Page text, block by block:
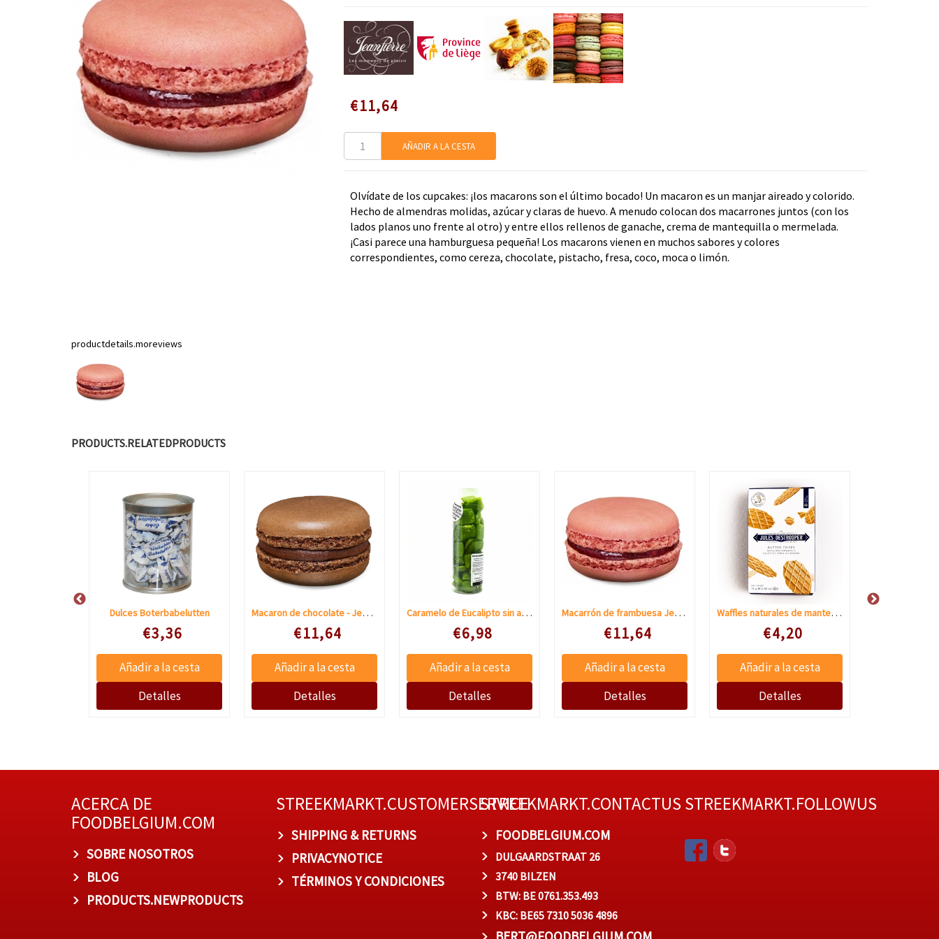
productdetails.moreviews
Speciale
€11,64
AÑADIR A LA CESTA
Olvídate de los cupcakes: ¡los macarons son el último bocado! Un macaron es un manjar aireado y colorido.
Hecho de almendras molidas, azúcar y claras de huevo. A menudo colocan dos macarrones juntos (con los
lados planos uno frente al otro) y entre ellos rellenos de ganache, crema de mantequilla o mermelada.
¡Casi parece una hamburguesa pequeña! Los macarons vienen en muchos sabores y colores
correspondientes, como cereza, chocolate, pistacho, fresa, coco, moca o limón.
PRODUCTS.RELATEDPRODUCTS
Dulces Boterbabelutten
Speciale prijs
€3,36
Macaron de chocolate - Jean-Pierre
Speciale prijs
€11,64
Caramelo de Eucalipto sin azúcar
Speciale prijs
€6,98
Macarrón de frambuesa Jean-Pierre
Speciale prijs
€11,64
Waffles naturales de mantequilla Jules de Strooper
Speciale prijs
€4,20
ACERCA DE
FOODBELGIUM.COM
SOBRE NOSOTROS
BLOG
PRODUCTS.NEWPRODUCTS
STREEKMARKT.CUSTOMERSERVICE
SHIPPING & RETURNS
PRIVACYNOTICE
TÉRMINOS Y CONDICIONES
STREEKMARKT.CONTACTUS
FOODBELGIUM.COM
DULGAARDSTRAAT 26
3740 BILZEN
BTW: BE 0761.353.493
KBC: BE65 7310 5036 4896
STREEKMARKT.FOLLOWUS